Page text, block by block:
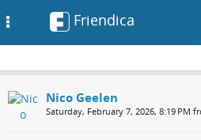
Friendica
Nico Geelen
Saturday, February 7, 2026, 8:19 PM